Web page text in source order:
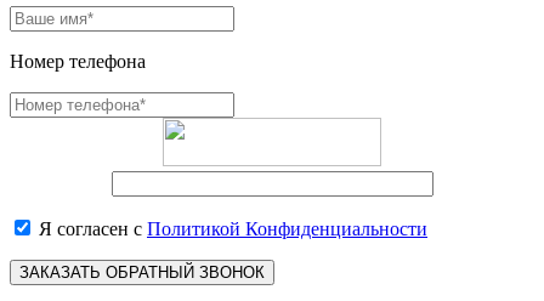
Номер телефона
Я согласен с Политикой Конфиденциальности
ЗАКАЗАТЬ ОБРАТНЫЙ ЗВОНОК